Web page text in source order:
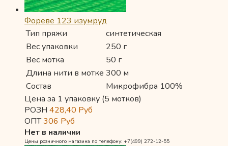
Фореве 123 изумруд
Тип пряжи
синтетическая
Вес упаковки
250 г
Вес мотка
50 г
Длина нити в мотке 300 м
Состав
Микрофибра 100%
Цена за 1 упаковку (5 мотков)
РОЗН 428,40 Руб
ОПТ306 Руб
Нет в наличии
Цены розничного магазина по телефону: +7(499) 272-12-55